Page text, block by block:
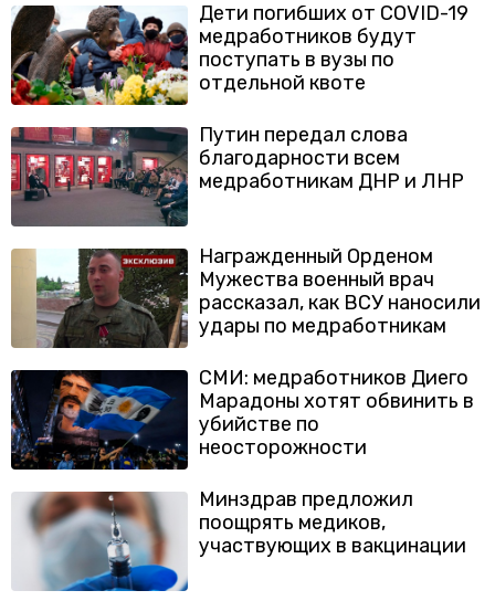
Дети погибших от COVID-19
медработников будут
поступать в вузы по
отдельной квоте
Путин передал слова
благодарности всем
медработникам ДНР и ЛНР
Награжденный Орденом
Мужества военный врач
рассказал, как ВСУ наносили
удары по медработникам
СМИ: медработников Диего
Марадоны хотят обвинить в
убийстве по
неосторожности
Минздрав предложил
поощрять медиков,
участвующих в вакцинации